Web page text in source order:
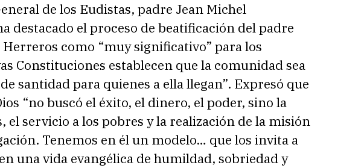
de los Eudistas, padre Jean Michel
destacado el proceso de beatificación del padre
Herreros como “muy significativo” para los
Constituciones establecen que la comunidad sea
santidad para quienes a ella llegan”. Expresó que
“no buscó el éxito, el dinero, el poder, sino la
el servicio a los pobres y la realización de la misión
Tenemos en él un modelo… que los invita a
una vida evangélica de humildad, sobriedad y